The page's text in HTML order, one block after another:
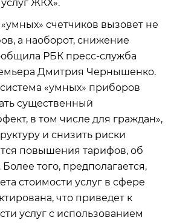
ЖКХ».
счетчиков вызовет не
а наоборот, снижение
РБК пресс-служба
Дмитрия Чернышенко.
«умных» приборов
существенный
в том числе для граждан»,
и снизить риски
повышения тарифов, об
того, предполагается,
стоимости услуг в сфере
что приведет к
услуг с использованием